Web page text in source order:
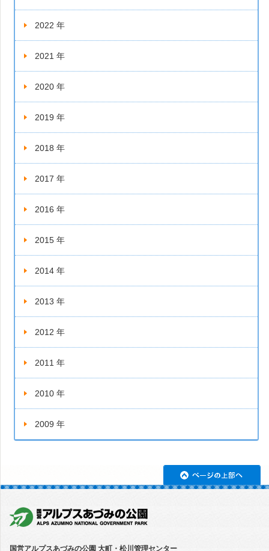
2022 年
2021 年
2020 年
2019 年
2018 年
2017 年
2016 年
2015 年
2014 年
2013 年
2012 年
2011 年
2010 年
2009 年
国営アルプスあづみの公園 大町・松川管理センター